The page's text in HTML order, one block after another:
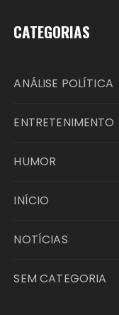
CATEGORIAS
ANÁLISE POLÍTICA
ENTRETENIMENTO
HUMOR
INÍCIO
NOTÍCIAS
SEM CATEGORIA